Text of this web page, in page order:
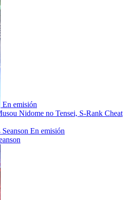
En emisión
Nidome no Tensei, S-Rank Cheat
En emisión